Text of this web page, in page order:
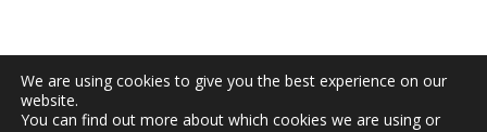
We are using cookies to give you the best experience on our
website.
You can find out more about which cookies we are using or